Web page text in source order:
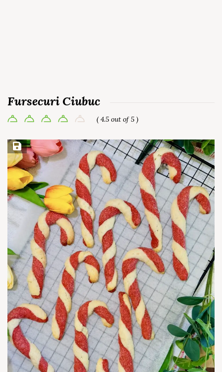
Fursecuri Ciubuc
( 4.5 out of 5 )
Save Recipe